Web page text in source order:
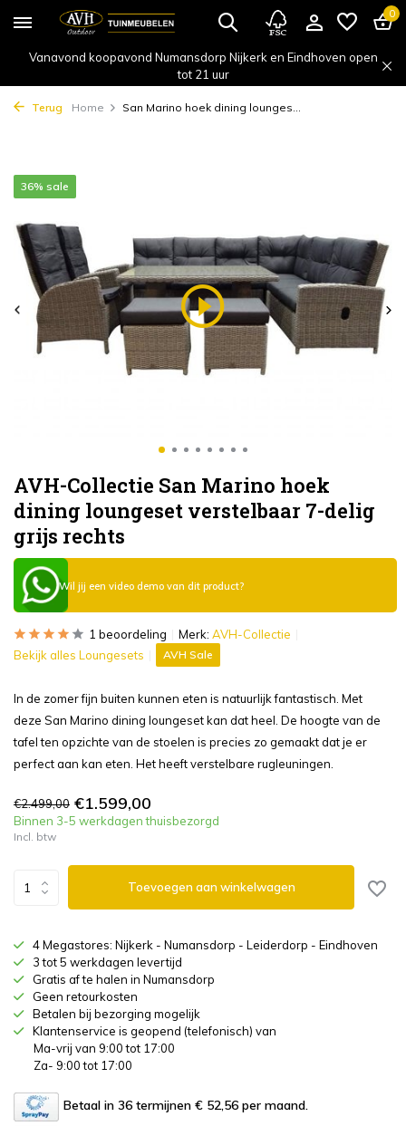
0
Vanavond koopavond Numansdorp Nijkerk en Eindhoven open
tot 21 uur
Terug Home San Marino hoek dining lounges...
AVH-Collectie San Marino hoek
dining loungeset verstelbaar 7-delig
grijs rechts
36% sale
Wil jij een video demo van dit product?
1 beoordeling Merk: AVH-Collectie
Bekijk alles Loungesets
AVH Sale
In de zomer fijn buiten kunnen eten is natuurlijk fantastisch. Met
deze San Marino dining loungeset kan dat heel. De hoogte van de
tafel ten opzichte van de stoelen is precies zo gemaakt dat je er
perfect aan kan eten. Het heeft verstelbare rugleuningen.
€2.499,00 €1.599,00
Binnen 3-5 werkdagen thuisbezorgd
Incl. btw
Toevoegen aan winkelwagen
4 Megastores: Nijkerk - Numansdorp - Leiderdorp - Eindhoven
3 tot 5 werkdagen levertijd
Gratis af te halen in Numansdorp
Geen retourkosten
Betalen bij bezorging mogelijk
Klantenservice is geopend (telefonisch) van
Ma-vrij van 9:00 tot 17:00
Za- 9:00 tot 17:00
Betaal in 36 termijnen € 52,56 per maand.